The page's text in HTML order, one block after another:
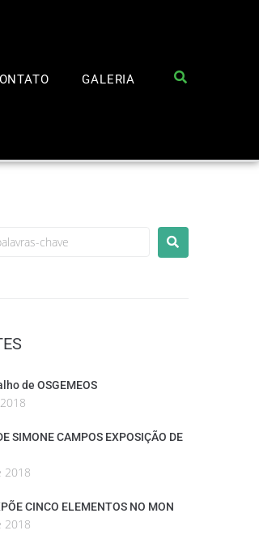
GALERIA
de OSGEMEOS
SIMONE CAMPOS EXPOSIÇÃO DE
2018
CINCO ELEMENTOS NO MON
2018